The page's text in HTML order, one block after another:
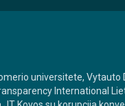
universitete, Vytauto
International